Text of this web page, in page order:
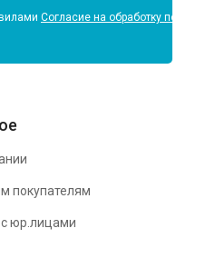
Согласие на обработку
покупателям
с юр.лицами